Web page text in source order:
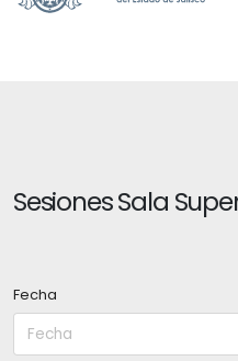
Sesiones Sala
Fecha